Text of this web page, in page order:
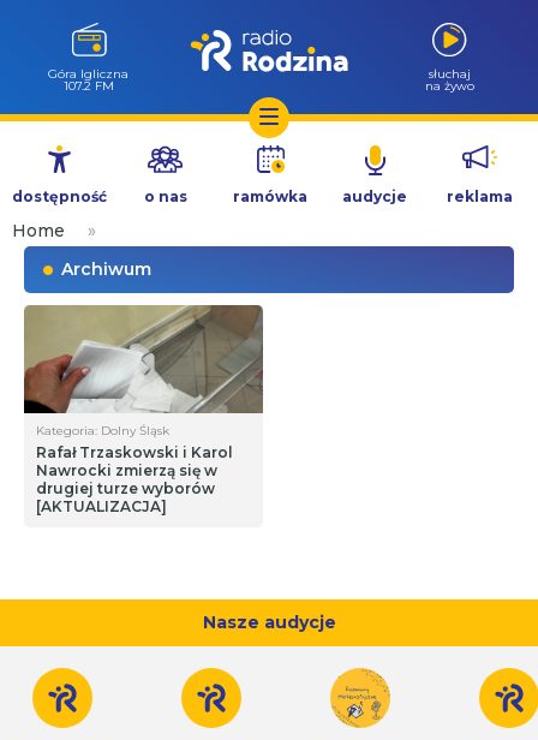
Przejdź
treści
Kudowa Zdrój
88.7 FM
słuchaj
na żywo
dostępność o nas ramówka audycje reklama
Home
»
Archiwum
Kategoria: Dolny Śląsk
Rafał Trzaskowski i Karol
Nawrocki zmierzą się w
drugiej turze wyborów
[AKTUALIZACJA]
Nasze audycje